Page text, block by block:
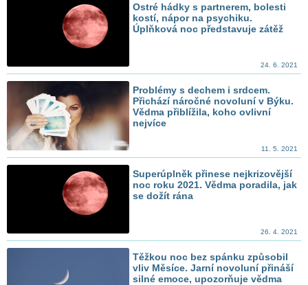
Ostré hádky s partnerem, bolesti
kostí, nápor na psychiku.
Úplňková noc představuje zátěž
24. 6. 2021
Problémy s dechem i srdcem.
Přichází náročné novoluní v Býku.
Vědma přiblížila, koho ovlivní
nejvíce
11. 5. 2021
Superúplněk přinese nejkrizovější
noc roku 2021. Vědma poradila, jak
se dožít rána
26. 4. 2021
Těžkou noc bez spánku způsobil
vliv Měsíce. Jarní novoluní přináší
silné emoce, upozorňuje vědma